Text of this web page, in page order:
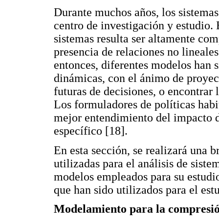
Durante muchos años, los
centro de investigación y estudio.
sistemas resulta ser altamente
presencia de relaciones no
entonces, diferentes modelos han
dinámicas, con el ánimo de
futuras de decisiones, o
Los formuladores de políticas
mejor entendimiento del impacto
específico [18].
En esta sección, se realizará una
utilizadas para el análisis de
modelos empleados para su
que han sido utilizados para el
Modelamiento para la